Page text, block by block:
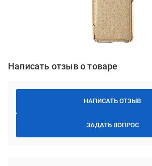
Написать отзыв о товаре
НАПИСАТЬ ОТЗЫВ
ЗАДАТЬ ВОПРОС